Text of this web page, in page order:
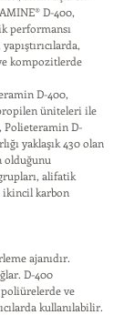
D-400,
performansı
kompozitlerde
D-400,
üniteleri ile
Polieteramin D-
yaklaşık 430 olan
alifatik
karbon
ajanıdır.
D-400
ve
kullanılabilir.